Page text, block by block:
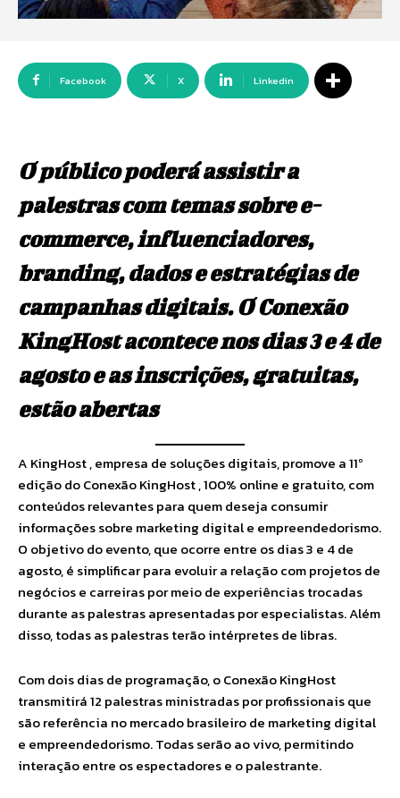
Facebook X Linkedin
O público poderá assistir a
palestras com temas sobre e-
commerce, influenciadores,
branding, dados e estratégias de
campanhas digitais. O Conexão
KingHost acontece nos dias 3 e 4 de
agosto e as inscrições, gratuitas,
estão abertas
A KingHost , empresa de soluções digitais, promove a 11º
edição do Conexão KingHost , 100% online e gratuito, com
conteúdos relevantes para quem deseja consumir
informações sobre marketing digital e empreendedorismo.
O objetivo do evento, que ocorre entre os dias 3 e 4 de
agosto, é simplificar para evoluir a relação com projetos de
negócios e carreiras por meio de experiências trocadas
durante as palestras apresentadas por especialistas. Além
disso, todas as palestras terão intérpretes de libras.
Com dois dias de programação, o Conexão KingHost
transmitirá 12 palestras ministradas por profissionais que
são referência no mercado brasileiro de marketing digital
e empreendedorismo. Todas serão ao vivo, permitindo
interação entre os espectadores e o palestrante.